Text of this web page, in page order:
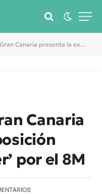
presenta la exposición ‘Armas de mujer’ por el 8M
Canaria
por el 8M